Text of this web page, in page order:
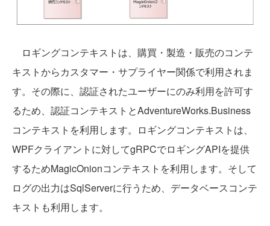
ロギングコンテキストは、購買・製造・販売のコンテ
キストからカスタマー・サプライヤー関係で利用されま
す。その際に、認証されたユーザーにのみ利用を許可す
るため、認証コンテキストとAdventureWorks.Business
コンテキストを利用します。ロギングコンテキストは、
WPFクライアントに対してgRPCでロギングAPIを提供
するためMagicOnionコンテキストを利用します。そして
ログの出力はSqlServerに行うため、データベースコンテ
キストも利用します。